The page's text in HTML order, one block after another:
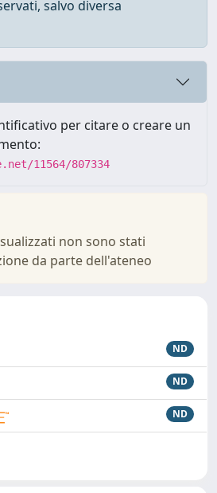
salvo diversa
per citare o creare un
11564/807334
non sono stati
da parte dell'ateneo
ND
ND
ND